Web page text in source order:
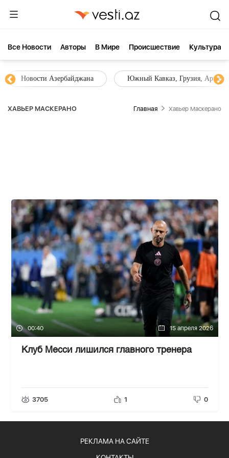
Все Новости Aвторы В Мире Происшествие Культура
Новости Азербайджана Южный Кавказ, Грузия,
ХАВЬЕР МАСКЕРАНО Главная Хавьер Маскерано
00:40 15 апреля 2026
Клуб Месси лишился главного тренера
3705 1 0
РЕКЛАМА НА САЙТЕ